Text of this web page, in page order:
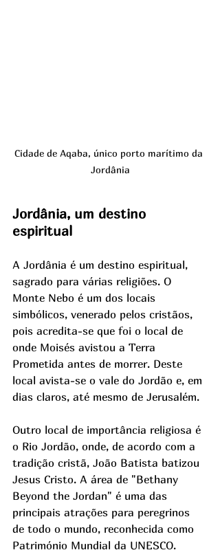
Cidade de Aqaba, único porto marítimo da
Jordânia
Jordânia, um destino
espiritual
A Jordânia é um destino espiritual,
sagrado para várias religiões. O
Monte Nebo é um dos locais
simbólicos, venerado pelos cristãos,
pois acredita-se que foi o local de
onde Moisés avistou a Terra
Prometida antes de morrer. Deste
local avista-se o vale do Jordão e, em
dias claros, até mesmo de Jerusalém.
Outro local de importância religiosa é
o Rio Jordão, onde, de acordo com a
tradição cristã, João Batista batizou
Jesus Cristo. A área de "Bethany
Beyond the Jordan" é uma das
principais atrações para peregrinos
de todo o mundo, reconhecida como
Património Mundial da UNESCO.